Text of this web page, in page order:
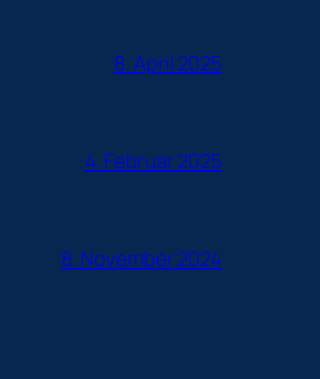
8. April 2025
4. Februar 2025
8. November 2024